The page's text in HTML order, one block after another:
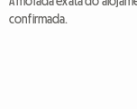
confirmada.